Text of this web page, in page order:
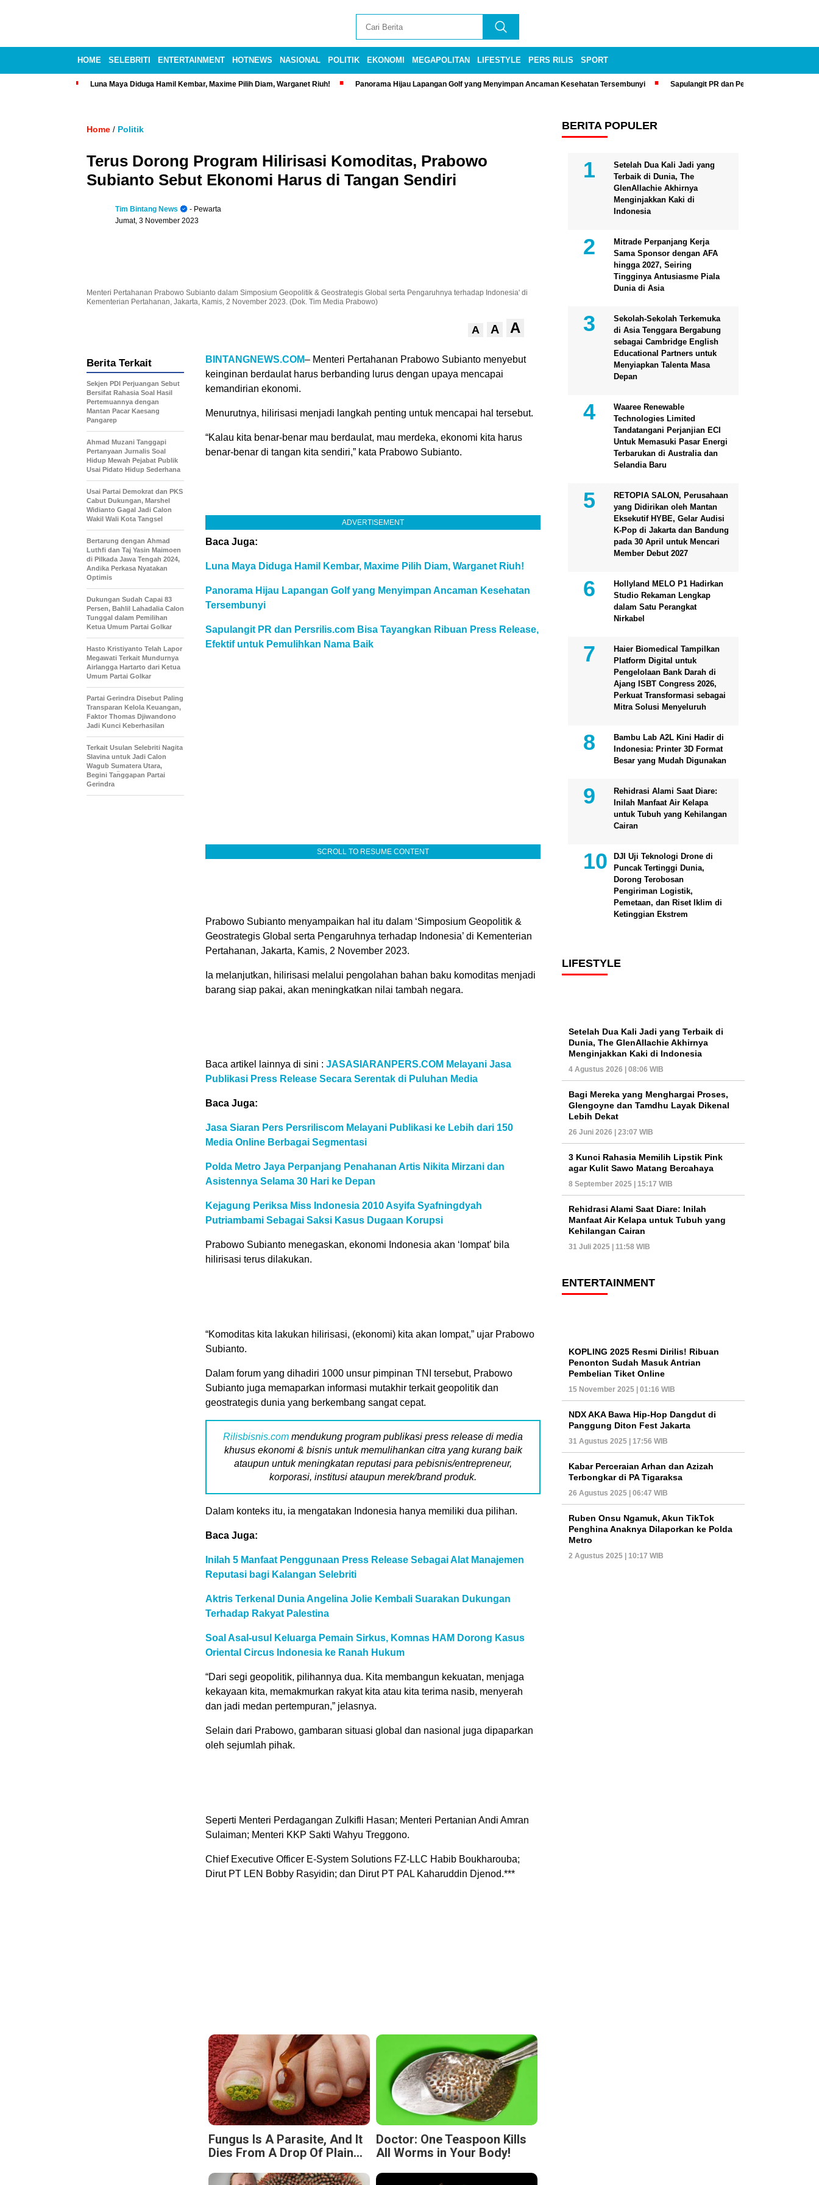
HOME SELEBRITI ENTERTAINMENT HOTNEWS NASIONAL POLITIK EKONOMI MEGAPOLITAN LIFESTYLE PERS RILIS SPORT
Luna Maya Diduga Hamil Kembar, Maxime Pilih Diam, Warganet Riuh! Panorama Hijau Lapangan Golf yang Menyimpan Ancaman Kesehatan Tersembunyi Sapulangit PR dan Persrilis.com Bisa
Home / Politik
Terus Dorong Program Hilirisasi Komoditas, Prabowo
Subianto Sebut Ekonomi Harus di Tangan Sendiri
Tim Bintang News
- Pewarta
Jumat, 3 November 2023
Menteri Pertahanan Prabowo Subianto dalam Simposium Geopolitik & Geostrategis Global serta Pengaruhnya terhadap Indonesia' di
Kementerian Pertahanan, Jakarta, Kamis, 2 November 2023. (Dok. Tim Media Prabowo)
A A A
BINTANGNEWS.COM– Menteri Pertahanan Prabowo Subianto menyebut
keinginan berdaulat harus berbanding lurus dengan upaya mencapai
kemandirian ekonomi.
Menurutnya, hilirisasi menjadi langkah penting untuk mencapai hal tersebut.
“Kalau kita benar-benar mau berdaulat, mau merdeka, ekonomi kita harus
benar-benar di tangan kita sendiri,” kata Prabowo Subianto.
ADVERTISEMENT
Baca Juga:
Luna Maya Diduga Hamil Kembar, Maxime Pilih Diam, Warganet Riuh!
Panorama Hijau Lapangan Golf yang Menyimpan Ancaman Kesehatan
Tersembunyi
Sapulangit PR dan Persrilis.com Bisa Tayangkan Ribuan Press Release,
Efektif untuk Pemulihkan Nama Baik
SCROLL TO RESUME CONTENT
Prabowo Subianto menyampaikan hal itu dalam ‘Simposium Geopolitik &
Geostrategis Global serta Pengaruhnya terhadap Indonesia’ di Kementerian
Pertahanan, Jakarta, Kamis, 2 November 2023.
Ia melanjutkan, hilirisasi melalui pengolahan bahan baku komoditas menjadi
barang siap pakai, akan meningkatkan nilai tambah negara.
Baca artikel lainnya di sini : JASASIARANPERS.COM Melayani Jasa
Publikasi Press Release Secara Serentak di Puluhan Media
Baca Juga:
Jasa Siaran Pers Persriliscom Melayani Publikasi ke Lebih dari 150
Media Online Berbagai Segmentasi
Polda Metro Jaya Perpanjang Penahanan Artis Nikita Mirzani dan
Asistennya Selama 30 Hari ke Depan
Kejagung Periksa Miss Indonesia 2010 Asyifa Syafningdyah
Putriambami Sebagai Saksi Kasus Dugaan Korupsi
Prabowo Subianto menegaskan, ekonomi Indonesia akan ‘lompat’ bila
hilirisasi terus dilakukan.
“Komoditas kita lakukan hilirisasi, (ekonomi) kita akan lompat,” ujar Prabowo
Subianto.
Dalam forum yang dihadiri 1000 unsur pimpinan TNI tersebut, Prabowo
Subianto juga memaparkan informasi mutakhir terkait geopolitik dan
geostrategis dunia yang berkembang sangat cepat.
Rilisbisnis.com mendukung program publikasi press release di media
khusus ekonomi & bisnis untuk memulihankan citra yang kurang baik
ataupun untuk meningkatan reputasi para pebisnis/entrepreneur,
korporasi, institusi ataupun merek/brand produk.
Dalam konteks itu, ia mengatakan Indonesia hanya memiliki dua pilihan.
Baca Juga:
Inilah 5 Manfaat Penggunaan Press Release Sebagai Alat Manajemen
Reputasi bagi Kalangan Selebriti
Aktris Terkenal Dunia Angelina Jolie Kembali Suarakan Dukungan
Terhadap Rakyat Palestina
Soal Asal-usul Keluarga Pemain Sirkus, Komnas HAM Dorong Kasus
Oriental Circus Indonesia ke Ranah Hukum
“Dari segi geopolitik, pilihannya dua. Kita membangun kekuatan, menjaga
kekayaan kita, memakmurkan rakyat kita atau kita terima nasib, menyerah
dan jadi medan pertempuran,” jelasnya.
Selain dari Prabowo, gambaran situasi global dan nasional juga dipaparkan
oleh sejumlah pihak.
Seperti Menteri Perdagangan Zulkifli Hasan; Menteri Pertanian Andi Amran
Sulaiman; Menteri KKP Sakti Wahyu Treggono.
Chief Executive Officer E-System Solutions FZ-LLC Habib Boukharouba;
Dirut PT LEN Bobby Rasyidin; dan Dirut PT PAL Kaharuddin Djenod.***
Fungus Is A Parasite, And It
Dies From A Drop Of Plain...
Doctor: One Teaspoon Kills
All Worms in Your Body!
Berita Terkait
Sekjen PDI Perjuangan Sebut
Bersifat Rahasia Soal Hasil
Pertemuannya dengan
Mantan Pacar Kaesang
Pangarep
Ahmad Muzani Tanggapi
Pertanyaan Jurnalis Soal
Hidup Mewah Pejabat Publik
Usai Pidato Hidup Sederhana
Usai Partai Demokrat dan PKS
Cabut Dukungan, Marshel
Widianto Gagal Jadi Calon
Wakil Wali Kota Tangsel
Bertarung dengan Ahmad
Luthfi dan Taj Yasin Maimoen
di Pilkada Jawa Tengah 2024,
Andika Perkasa Nyatakan
Optimis
Dukungan Sudah Capai 83
Persen, Bahlil Lahadalia Calon
Tunggal dalam Pemilihan
Ketua Umum Partai Golkar
Hasto Kristiyanto Telah Lapor
Megawati Terkait Mundurnya
Airlangga Hartarto dari Ketua
Umum Partai Golkar
Partai Gerindra Disebut Paling
Transparan Kelola Keuangan,
Faktor Thomas Djiwandono
Jadi Kunci Keberhasilan
Terkait Usulan Selebriti Nagita
Slavina untuk Jadi Calon
Wagub Sumatera Utara,
Begini Tan̈ggapan Partai
Gerindra
BERITA POPULER
Setelah Dua Kali Jadi yang
Terbaik di Dunia, The
GlenAllachie Akhirnya
Menginjakkan Kaki di
Indonesia
Mitrade Perpanjang Kerja
Sama Sponsor dengan AFA
hingga 2027, Seiring
Tingginya Antusiasme Piala
Dunia di Asia
Sekolah-Sekolah Terkemuka
di Asia Tenggara Bergabung
sebagai Cambridge English
Educational Partners untuk
Menyiapkan Talenta Masa
Depan
Waaree Renewable
Technologies Limited
Tandatangani Perjanjian ECI
Untuk Memasuki Pasar Energi
Terbarukan di Australia dan
Selandia Baru
RETOPIA SALON, Perusahaan
yang Didirikan oleh Mantan
Eksekutif HYBE, Gelar Audisi
K-Pop di Jakarta dan Bandung
pada 30 April untuk Mencari
Member Debut 2027
Hollyland MELO P1 Hadirkan
Studio Rekaman Lengkap
dalam Satu Perangkat
Nirkabel
Haier Biomedical Tampilkan
Platform Digital untuk
Pengelolaan Bank Darah di
Ajang ISBT Congress 2026,
Perkuat Transformasi sebagai
Mitra Solusi Menyeluruh
Bambu Lab A2L Kini Hadir di
Indonesia: Printer 3D Format
Besar yang Mudah Digunakan
Rehidrasi Alami Saat Diare:
Inilah Manfaat Air Kelapa
untuk Tubuh yang Kehilangan
Cairan
DJI Uji Teknologi Drone di
Puncak Tertinggi Dunia,
Dorong Terobosan
Pengiriman Logistik,
Pemetaan, dan Riset Iklim di
Ketinggian Ekstrem
LIFESTYLE
Setelah Dua Kali Jadi yang Terbaik di
Dunia, The GlenAllachie Akhirnya
Menginjakkan Kaki di Indonesia
4 Agustus 2026 | 08:06 WIB
Bagi Mereka yang Menghargai Proses,
Glengoyne dan Tamdhu Layak Dikenal
Lebih Dekat
26 Juni 2026 | 23:07 WIB
3 Kunci Rahasia Memilih Lipstik Pink
agar Kulit Sawo Matang Bercahaya
8 September 2025 | 15:17 WIB
Rehidrasi Alami Saat Diare: Inilah
Manfaat Air Kelapa untuk Tubuh yang
Kehilangan Cairan
31 Juli 2025 | 11:58 WIB
ENTERTAINMENT
KOPLING 2025 Resmi Dirilis! Ribuan
Penonton Sudah Masuk Antrian
Pembelian Tiket Online
15 November 2025 | 01:16 WIB
NDX AKA Bawa Hip-Hop Dangdut di
Panggung Diton Fest Jakarta
31 Agustus 2025 | 17:56 WIB
Kabar Perceraian Arhan dan Azizah
Terbongkar di PA Tigaraksa
26 Agustus 2025 | 06:47 WIB
Ruben Onsu Ngamuk, Akun TikTok
Penghina Anaknya Dilaporkan ke Polda
Metro
2 Agustus 2025 | 10:17 WIB